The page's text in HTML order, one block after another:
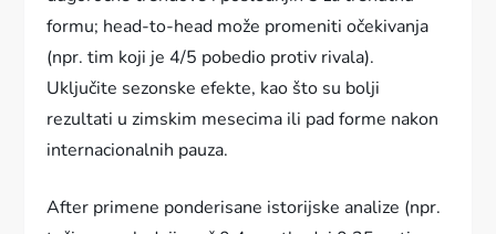
formu; head-to-head može promeniti očekivanja
(npr. tim koji je 4/5 pobedio protiv rivala).
Uključite sezonske efekte, kao što su bolji
rezultati u zimskim mesecima ili pad forme nakon
internacionalnih pauza.
After primene ponderisane istorijske analize (npr.